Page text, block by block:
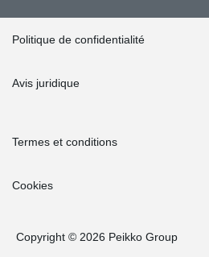
Politique de confidentialité
Avis juridique
Termes et conditions
Cookies
Copyright © 2026 Peikko Group